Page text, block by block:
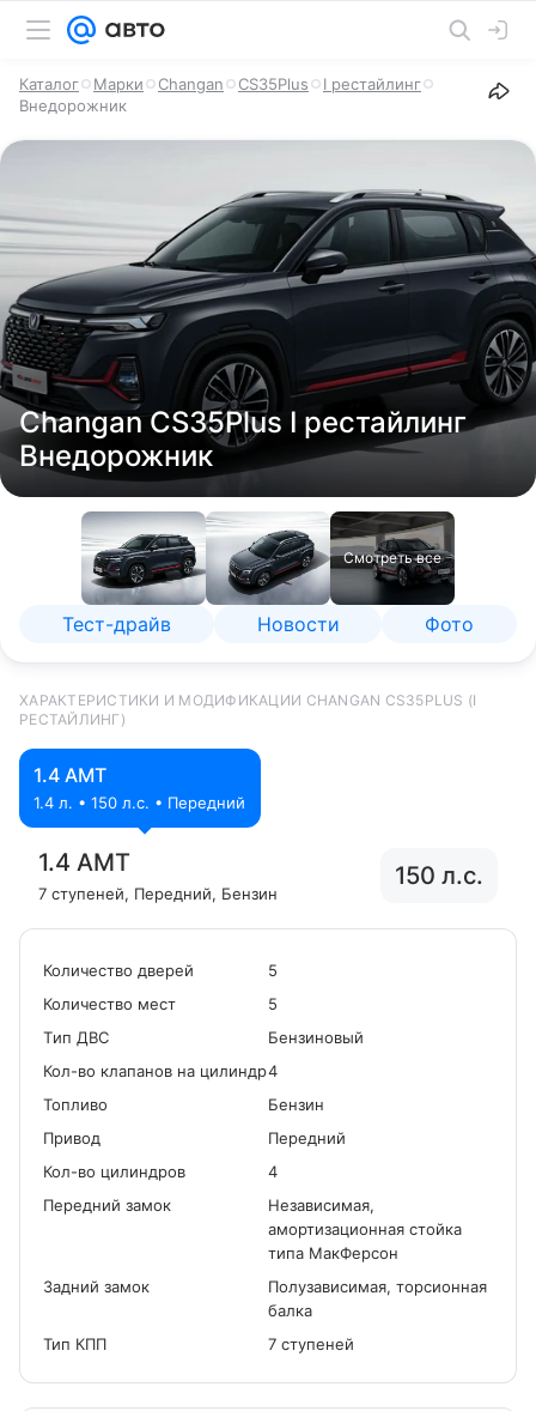
Каталог Марки Changan СS35Plus
I рестайлинг
Внедорожник
Changan СS35Plus I рестайлинг
Внедорожник
Смотреть все
Тест-драйв Новости Фото
ХАРАКТЕРИСТИКИ И МОДИФИКАЦИИ CHANGAN СS35PLUS (I
РЕСТАЙЛИНГ)
1.4 AMT
1.4 л. • 150 л.с. • Передний
1.4 AMT
7 ступеней, Передний, Бензин
150 л.с.
Количество дверей
5
Количество мест
5
Tип ДВС
Бензиновый
Кол-во клапанов на цилиндр4
Топливо
Бензин
Привод
Передний
Кол-во цилиндров
4
Передний замок
Независимая,
амортизационная стойка
типа МакФерсон
Задний замок
Полузависимая, торсионная
балка
Тип КПП
7 ступеней